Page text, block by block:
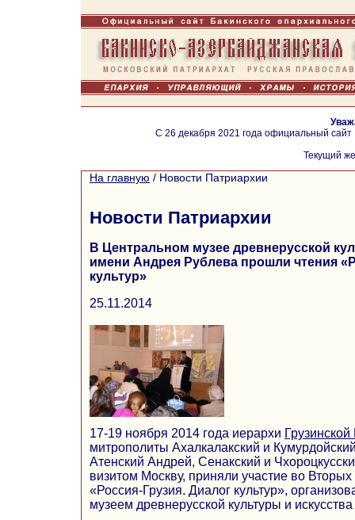
С 26 декабря 2021 года официальный
Текущий
На главную / Новости Патриархии
Новости Патриархии
В Центральном музее древнерусской
имени Андрея Рублева прошли чтения
культур»
25.11.2014
17-19 ноября 2014 года иерархи
митрополиты Ахалкалакский и
Атенский Андрей, Сенакский и
визитом Москву, приняли участие во
«Россия-Грузия. Диалог культур»,
музеем древнерусской культуры и